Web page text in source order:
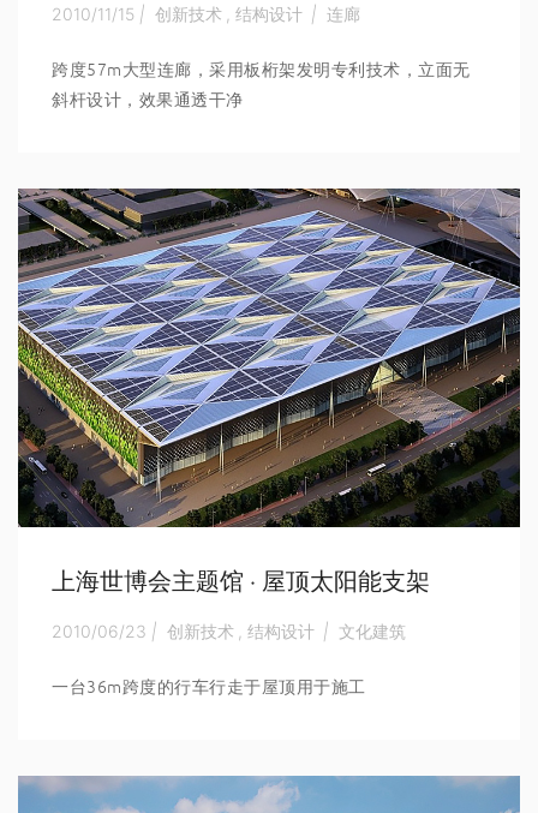
2010/11/15 | 创新技术 结构设计 | 连廊
跨度57m大型连廊，采用板桁架发明专利技术，立面无
斜杆设计，效果通透干净
上海世博会主题馆 · 屋顶太阳能支架
2010/06/23 | 创新技术 结构设计 | 文化建筑
一台36m跨度的行车行走于屋顶用于施工